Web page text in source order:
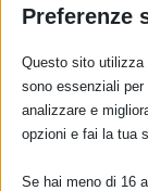
Preferenze
Questo sito utilizza
sono essenziali
analizzare e
opzioni e fai la tua
Se hai meno di 16